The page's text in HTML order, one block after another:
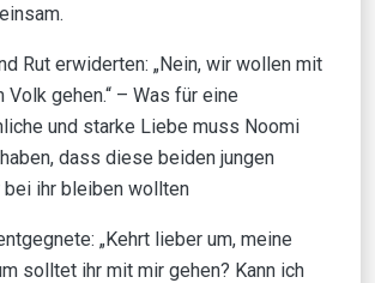
Rut erwiderten: „Nein, wir wollen mit
Volk gehen.“ – Was für eine
und starke Liebe muss Noomi
dass diese beiden jungen
bei ihr bleiben wollten
„Kehrt lieber um, meine
solltet ihr mit mir gehen? Kann ich